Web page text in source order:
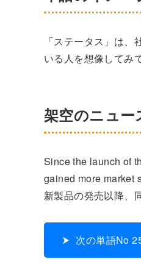
「ステータス」は
いる人を想像してみ
架空のニュー
Since the launch of
gained more market
新製品の発売以降、
次の単語No